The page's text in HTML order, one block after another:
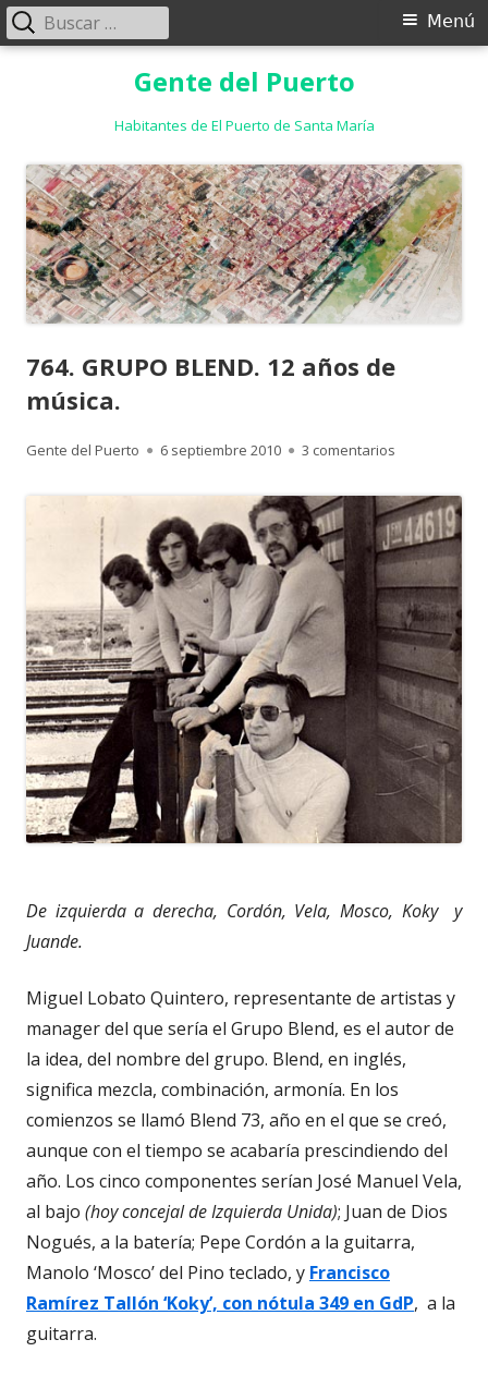
Gente del Puerto
Habitantes de El Puerto de Santa María
Menú
Menú
Buscar:
764. GRUPO BLEND. 12 años de
música.
Autor
Gente del Puerto
Publicado
6 septiembre 2010 3 comentarios
De izquierda a derecha, Cordón, Vela, Mosco, Koky y
Juande.
Miguel Lobato Quintero, representante de artistas y
manager del que sería el Grupo Blend, es el autor de
la idea, del nombre del grupo. Blend, en inglés,
significa mezcla, combinación, armonía. En los
comienzos se llamó Blend 73, año en el que se creó,
aunque con el tiempo se acabaría prescindiendo del
año. Los cinco componentes serían José Manuel Vela,
al bajo (hoy concejal de Izquierda Unida); Juan de Dios
Nogués, a la batería; Pepe Cordón a la guitarra,
Manolo ‘Mosco’ del Pino teclado, y Francisco
Ramírez Tallón ‘Koky’, con nótula 349 en GdP, a la
guitarra.